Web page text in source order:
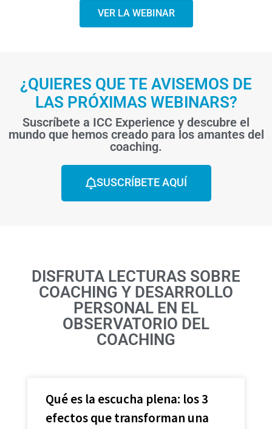
VER LA WEBINAR
¿QUIERES QUE TE AVISEMOS DE
LAS PRÓXIMAS WEBINARS?
Suscríbete a ICC Experience y descubre el
mundo que hemos creado para los amantes del
coaching.
SUSCRÍBETE AQUÍ
DISFRUTA LECTURAS SOBRE
COACHING Y DESARROLLO
PERSONAL EN EL
OBSERVATORIO DEL
COACHING
Qué es la escucha plena: los 3
efectos que transforman una